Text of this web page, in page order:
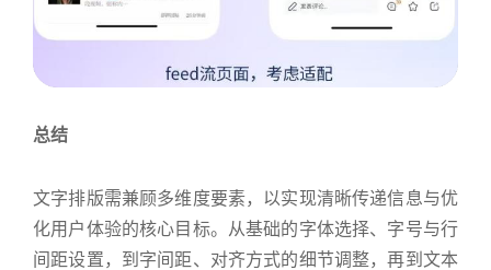
总结
文字排版需兼顾多维度要素，以实现清晰传递信息与优
化用户体验的核心目标。从基础的字体选择、字号与行
间距设置，到字间距、对齐方式的细节调整，再到文本